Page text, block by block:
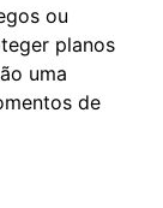
ou
planos
uma
de